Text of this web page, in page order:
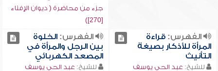
جزء من محاضرة ( ديوان الإفتاء
[270])
الفهرس:قراءة
المرأة للأذكار بصيغة
التأنيث
للشيخ: عبد الحي يوسف
الفهرس:الخلوة
بين الرجل والمرأة في
المصعد الكهربائي
للشيخ: عبد الحي يوسف